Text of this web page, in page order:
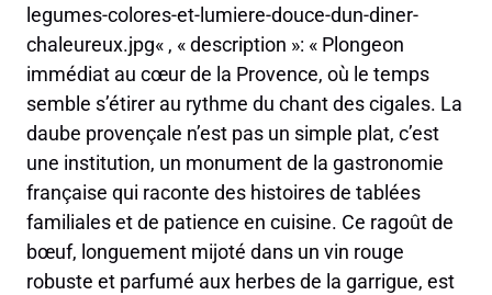
legumes-colores-et-lumiere-douce-dun-diner-
chaleureux.jpg« , « description »: « Plongeon
immédiat au cœur de la Provence, où le temps
semble s’étirer au rythme du chant des cigales. La
daube provençale n’est pas un simple plat, c’est
une institution, un monument de la gastronomie
française qui raconte des histoires de tablées
familiales et de patience en cuisine. Ce ragoût de
bœuf, longuement mijoté dans un vin rouge
robuste et parfumé aux herbes de la garrigue, est